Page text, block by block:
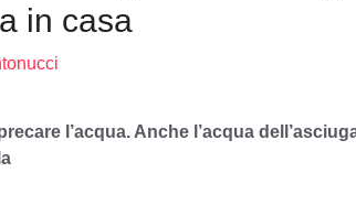
in casa
l’acqua. Anche l’acqua